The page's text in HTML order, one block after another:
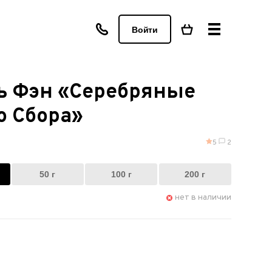
Войти
Фэн «Серебряные
Сбора»
5 2
50 г 100 г 200 г
нет в наличии